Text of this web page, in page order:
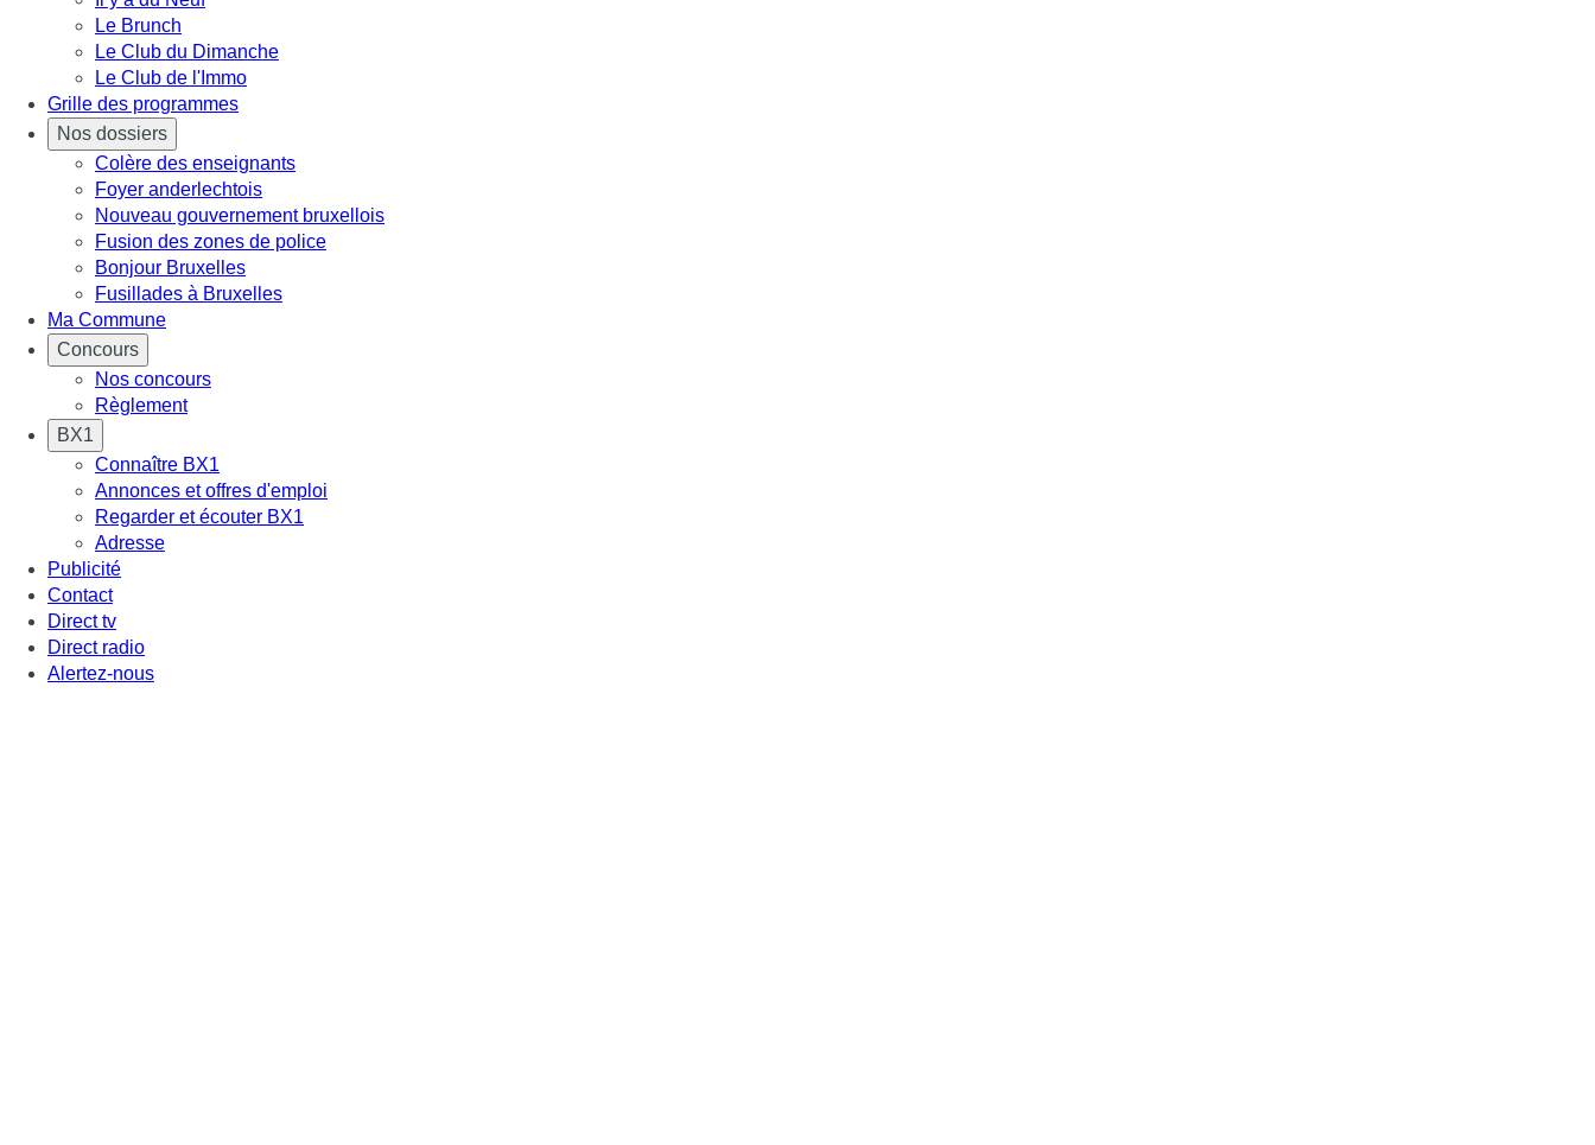
Le Brunch
Le Club du Dimanche
Le Club de l'Immo
Grille des programmes
Nos dossiers
Colère des enseignants
Foyer anderlechtois
Nouveau gouvernement bruxellois
Fusion des zones de police
Bonjour Bruxelles
Fusillades à Bruxelles
Ma Commune
Concours
Nos concours
Règlement
BX1
Connaître BX1
Annonces et offres d'emploi
Regarder et écouter BX1
Adresse
Publicité
Contact
Direct tv
Direct radio
Alertez-nous